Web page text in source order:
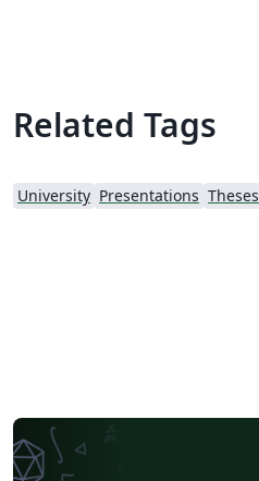
Related Tags
University Presentations Theses